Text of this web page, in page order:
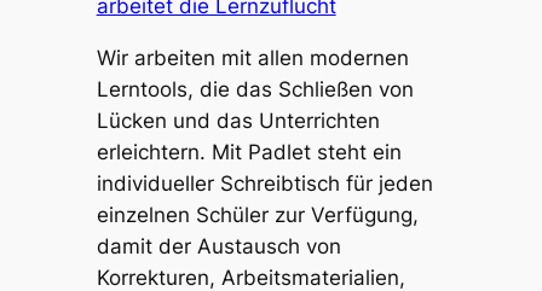
arbeitet die Lernzuflucht
Wir arbeiten mit allen modernen
Lerntools, die das Schließen von
Lücken und das Unterrichten
erleichtern. Mit Padlet steht ein
individueller Schreibtisch für jeden
einzelnen Schüler zur Verfügung,
damit der Austausch von
Korrekturen, Arbeitsmaterialien,